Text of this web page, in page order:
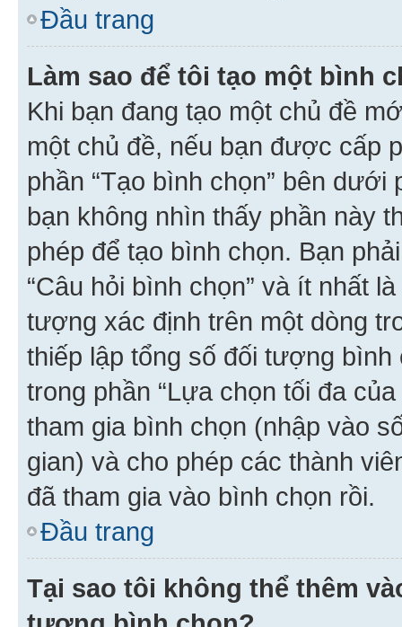
Đầu trang
Làm sao để tôi tạo một bình
Khi bạn đang tạo một chủ đề
một chủ đề, nếu bạn được cấp
phần “Tạo bình chọn” bên
bạn không nhìn thấy phần này
phép để tạo bình chọn. Bạn
“Câu hỏi bình chọn” và ít nhất
tượng xác định trên một dòng
thiếp lập tổng số đối tượng
trong phần “Lựa chọn tối đa
tham gia bình chọn (nhập vào
gian) và cho phép các thành
đã tham gia vào bình chọn rồi.
Đầu trang
Tại sao tôi không thể thêm